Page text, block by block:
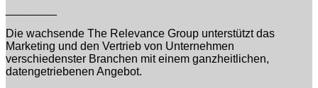
Die wachsende The Relevance Group unterstützt das
Marketing und den Vertrieb von Unternehmen
verschiedenster Branchen mit einem ganzheitlichen,
datengetriebenen Angebot.